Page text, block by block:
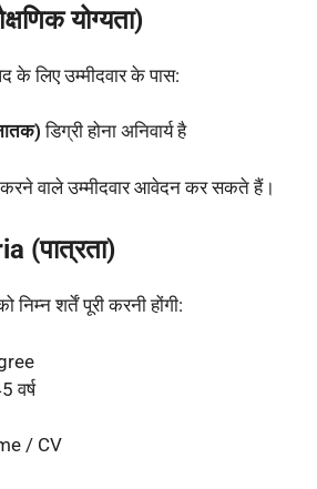
योग्यता)
लिए उम्मीदवार के पास:
डिग्री होना अनिवार्य है
वाले उम्मीदवार आवेदन कर सकते हैं।
(पात्रता)
निम्न शर्तें पूरी करनी होंगी:
वर्ष
/ CV